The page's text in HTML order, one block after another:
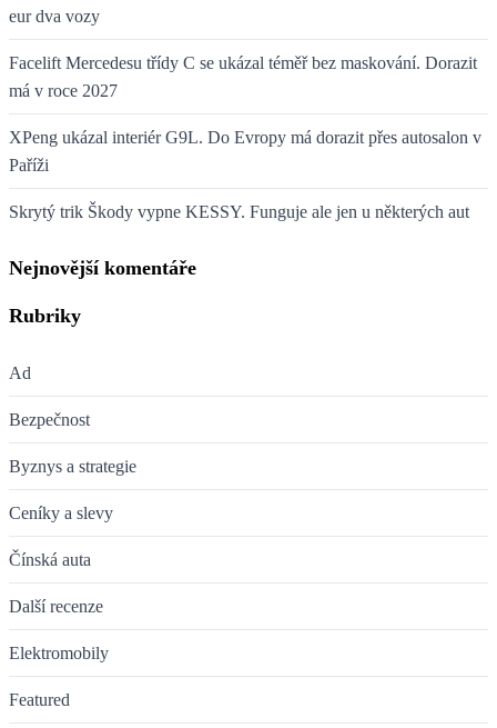
eur dva vozy
Facelift Mercedesu třídy C se ukázal téměř bez maskování. Dorazit
má v roce 2027
XPeng ukázal interiér G9L. Do Evropy má dorazit přes autosalon v
Paříži
Skrytý trik Škody vypne KESSY. Funguje ale jen u některých aut
Nejnovější komentáře
Rubriky
Ad
Bezpečnost
Byznys a strategie
Ceníky a slevy
Čínská auta
Další recenze
Elektromobily
Featured